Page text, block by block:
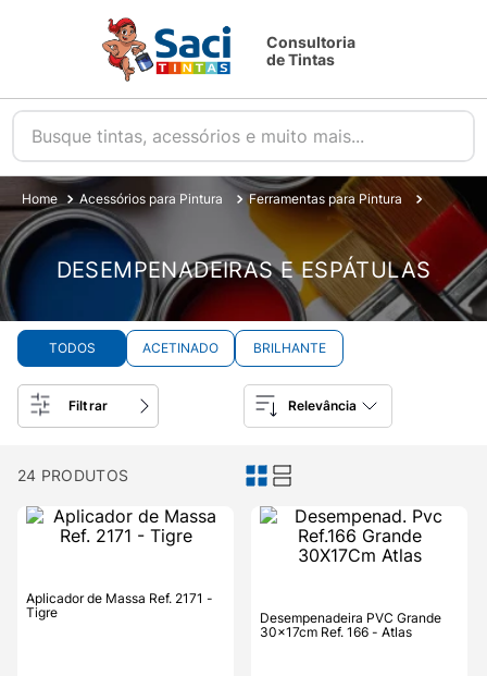
Consultoria
de Tintas
Busque tintas, acessórios e muito mais...
Acessórios para Pintura Ferramentas para Pintura
DESEMPENADEIRAS E ESPÁTULAS
TODOS ACETINADO BRILHANTE
Filtrar Relevância
24 PRODUTOS
Aplicador de Massa Ref. 2171 -
Tigre
Desempenadeira PVC Grande
30x17cm Ref. 166 - Atlas